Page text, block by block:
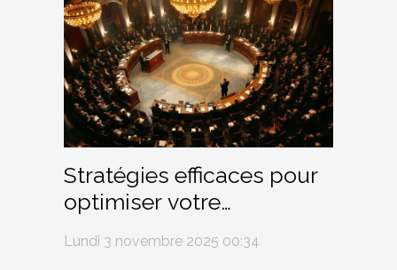
Stratégies efficaces pour
optimiser votre
participation aux
enchères de saisie
Lundi 3 novembre 2025 00:34